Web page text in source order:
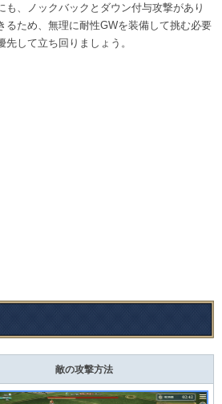
も、ノックバックとダウン付与攻撃があり
るため、無理に耐性GWを装備して挑む必要
して立ち回りましょう。
敵の攻撃方法